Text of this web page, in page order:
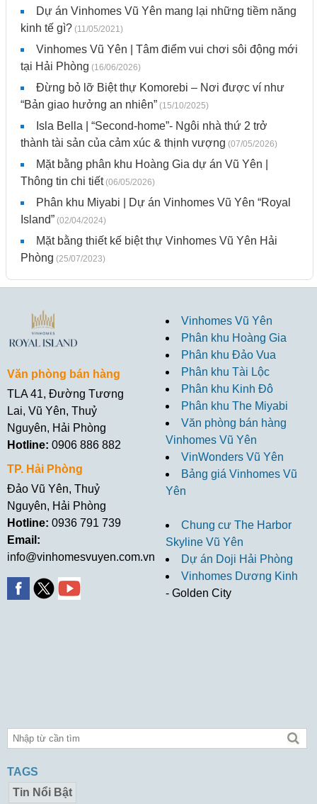
Dự án Vinhomes Vũ Yên mang lại những tiềm năng
kinh tế gì? (11/05/2021)
Vinhomes Vũ Yên | Tâm điểm vui chơi sôi động mới
tại Hải Phòng (16/06/2026)
Đừng bỏ lỡ Biệt thự Komorebi – Nơi được ví như
“Bản giao hưởng an nhiên” (15/10/2025)
Isla Bella | “Second-home”- Ngôi nhà thứ 2 trở
thành tài sản của cảm xúc & thịnh vượng (07/05/2026)
Mặt bằng phân khu Hoàng Gia dự án Vũ Yên |
Thông tin chi tiết(06/05/2026)
Phân khu Miyabi | Dự án Vinhomes Vũ Yên “Royal
Island” (02/04/2024)
Mặt bằng thiết kế biệt thự Vinhomes Vũ Yên Hải
Phòng (25/07/2023)
Văn phòng bán hàng
TLA 41, Đường Tương
Lai, Vũ Yên, Thuỷ
Nguyên, Hải Phòng
Hotline: 0906 886 882
TP. Hải Phòng
Đảo Vũ Yên, Thuỷ
Nguyên, Hải Phòng
Hotline: 0936 791 739
Email:
info@vinhomesvuyen.com.vn
Vinhomes Vũ Yên
Phân khu Hoàng Gia
Phân khu Đảo Vua
Phân khu Tài Lộc
Phân khu Kinh Đô
Phân khu The Miyabi
Văn phòng bán hàng
Vinhomes Vũ Yên
VinWonders Vũ Yên
Bảng giá Vinhomes Vũ
Yên
Chung cư The Harbor
Skyline Vũ Yên
Dự án Doji Hải Phòng
Vinhomes Dương Kinh
- Golden City
TAGS
Tin Nổi Bật